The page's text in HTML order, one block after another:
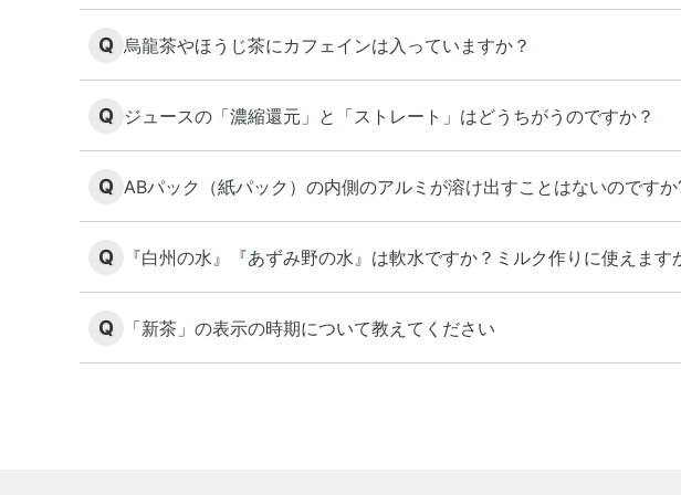
Q 烏龍茶やほうじ茶にカフェインは入っていますか？
Q ジュースの「濃縮還元」と「ストレート」はどうちがうのですか？
Q ABパック（紙パック）の内側のアルミが溶け出すことはないのですか
Q 『白州の水』『あずみ野の水』は軟水ですか？ミルク作りに使えます
Q 「新茶」の表示の時期について教えてください